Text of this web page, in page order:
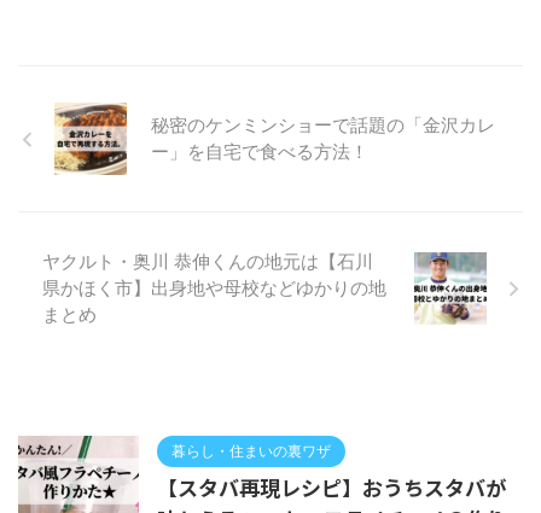
秘密のケンミンショーで話題の「金沢カレ
ー」を自宅で食べる方法！
ヤクルト・奥川 恭伸くんの地元は【石川
県かほく市】出身地や母校などゆかりの地
まとめ
暮らし・住まいの裏ワザ
【スタバ再現レシピ】おうちスタバが